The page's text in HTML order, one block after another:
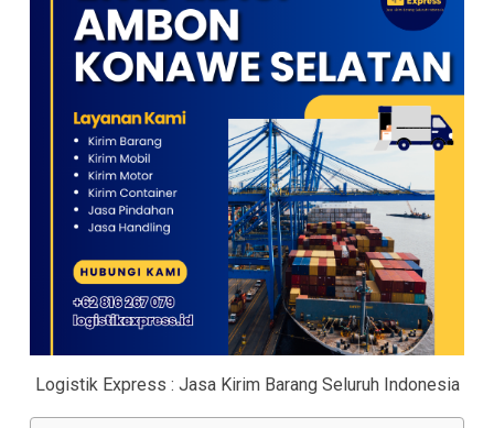
Logistik Express : Jasa Kirim Barang Seluruh Indonesia